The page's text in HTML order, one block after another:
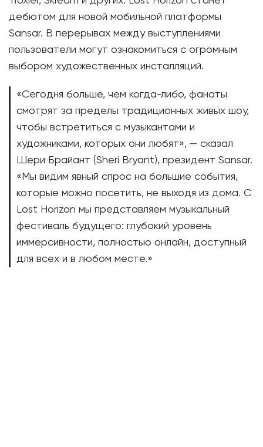
дебютом для новой мобильной платформы
Sansar. В перерывах между выступлениями
пользователи могут ознакомиться с огромным
выбором художественных инсталляций.
«Сегодня больше, чем когда-либо, фанаты
смотрят за пределы традиционных живых шоу,
чтобы встретиться с музыкантами и
художниками, которых они любят», — сказал
Шери Брайант (Sheri Bryant), президент Sansar.
«Мы видим явный спрос на большие события,
которые можно посетить, не выходя из дома. С
Lost Horizon мы представляем музыкальный
фестиваль будущего: глубокий уровень
иммерсивности, полностью онлайн, доступный
для всех и в любом месте.»